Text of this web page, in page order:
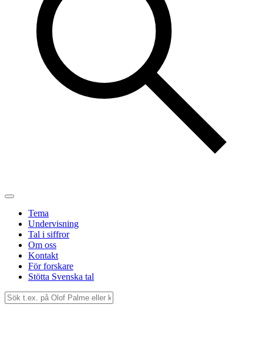
Tema
Undervisning
Tal i siffror
Om oss
Kontakt
För forskare
Stötta Svenska tal